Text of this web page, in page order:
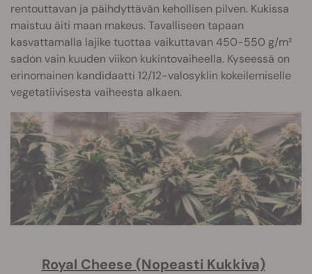
rentouttavan ja päihdyttävän kehollisen pilven. Kukissa
maistuu äiti maan makeus. Tavalliseen tapaan
kasvattamalla lajike tuottaa vaikuttavan 450-550 g/m²
sadon vain kuuden viikon kukintovaiheella. Kyseessä on
erinomainen kandidaatti 12/12-valosyklin kokeilemiselle
vegetatiivisesta vaiheesta alkaen.
Royal Cheese (Nopeasti Kukkiva)